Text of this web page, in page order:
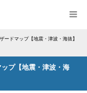
ードマップ【地震・津波・海抜】
プ【地震・津波・海